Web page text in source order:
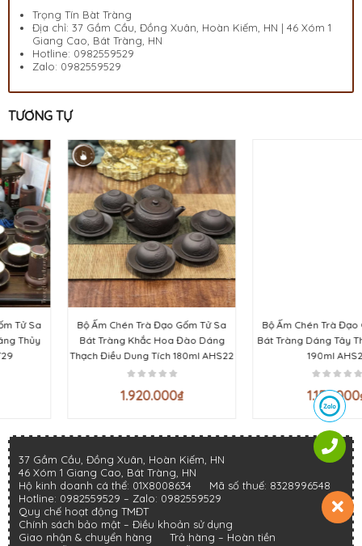
Trọng Tín Bàt Tràng
Địa chỉ: 37 Gầm Cầu, Đồng Xuân, Hoàn Kiếm, HN | 46 Xóm 1
Giang Cao, Bát Tràng, HN
Hotline: 0982559529
Zalo: 0982559529
TƯƠNG TỰ
Bộ Ấm Chén Trà Đạo Gốm Tử Sa
Bát Tràng Khắc Hoa Đào Dáng
Thạch Điều Dung Tích 180ml AHS22
Bộ Ấm Chén Trà Đạo Gốm Tử Sa
Bát Tràng Dáng Tây Thi Dung Tích
37 Gầm Cầu, Đồng Xuân, Hoàn Kiếm, HN
46 Xóm 1 Giang Cao, Bát Tràng, HN
Hộ kinh doanh cá thể: 01X8008634
Mã số thuế: 8328996548
Hotline: 0982559529 – Zalo: 0982559529
Quy chế hoạt động TMĐT
Chính sách bảo mật – Điều khoản sử dụng
Giao nhận & chuyển hàng
Trả hàng – Hoàn tiền